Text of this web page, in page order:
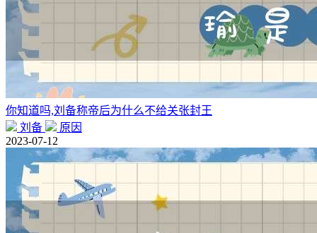
你知道吗,刘备称帝后为什么不给关张封王
刘备
原因
2023-07-12